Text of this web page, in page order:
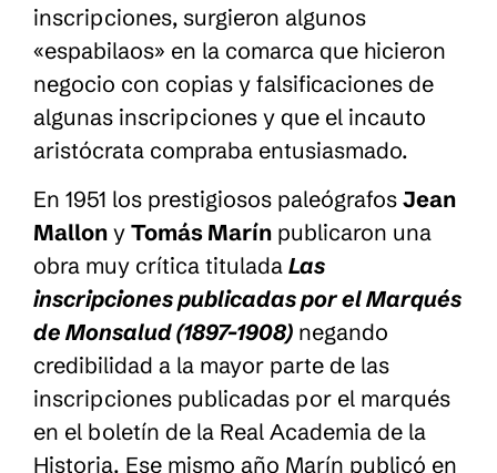
inscripciones, surgieron algunos
«espabilaos» en la comarca que hicieron
negocio con copias y falsificaciones de
algunas inscripciones y que el incauto
aristócrata compraba entusiasmado.
En 1951 los prestigiosos paleógrafos Jean
Mallon y Tomás Marín publicaron una
obra muy crítica titulada Las
inscripciones publicadas por el Marqués
de Monsalud (1897-1908) negando
credibilidad a la mayor parte de las
inscripciones publicadas por el marqués
en el boletín de la Real Academia de la
Historia. Ese mismo año Marín publicó en